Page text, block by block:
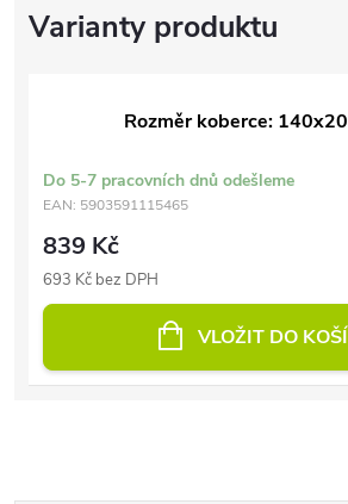
Rozměr koberce:
Do 5-7 pracovních dnů odešleme
EAN: 5903591115465
839 Kč
693 Kč bez DPH
VLOŽIT DO